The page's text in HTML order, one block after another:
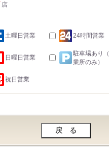
店
土曜日営業 24時間営業
日曜日営業
駐車場あり
業所のみ）
祝日営業